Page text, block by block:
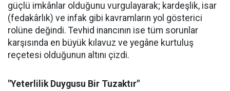
güçlü imkânlar olduğunu vurgulayarak; kardeşlik, isar
(fedakârlık) ve infak gibi kavramların yol gösterici
rolüne değindi. Tevhid inancının ise tüm sorunlar
karşısında en büyük kılavuz ve yegâne kurtuluş
reçetesi olduğunun altını çizdi.
"Yeterlilik Duygusu Bir Tuzaktır"